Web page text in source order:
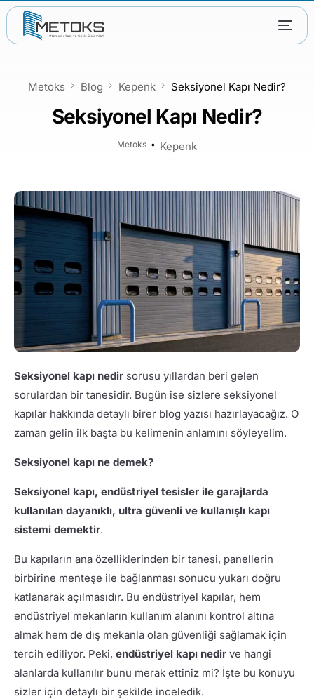
Metoks Blog Kepenk Seksiyonel Kapı Nedir?
Seksiyonel Kapı Nedir?
Metoks Kepenk
Seksiyonel kapı nedirsorusu yıllardan beri gelen
sorulardan bir tanesidir. Bugün ise sizlere seksiyonel
kapılar hakkında detaylı birer blog yazısı hazırlayacağız. O
zaman gelin ilk başta bu kelimenin anlamını söyleyelim.
Seksiyonel kapı ne demek?
Seksiyonel kapı, endüstriyel tesisler ile garajlarda
kullanılan dayanıklı, ultra güvenli ve kullanışlı kapı
sistemi demektir.
Bu kapıların ana özelliklerinden bir tanesi, panellerin
birbirine menteşe ile bağlanması sonucu yukarı doğru
katlanarak açılmasıdır. Bu endüstriyel kapılar, hem
endüstriyel mekanların kullanım alanını kontrol altına
almak hem de dış mekanla olan güvenliği sağlamak için
tercih ediliyor. Peki, endüstriyel kapı nedirve hangi
alanlarda kullanılır bunu merak ettiniz mi? İşte bu konuyu
sizler için detaylı bir şekilde inceledik.